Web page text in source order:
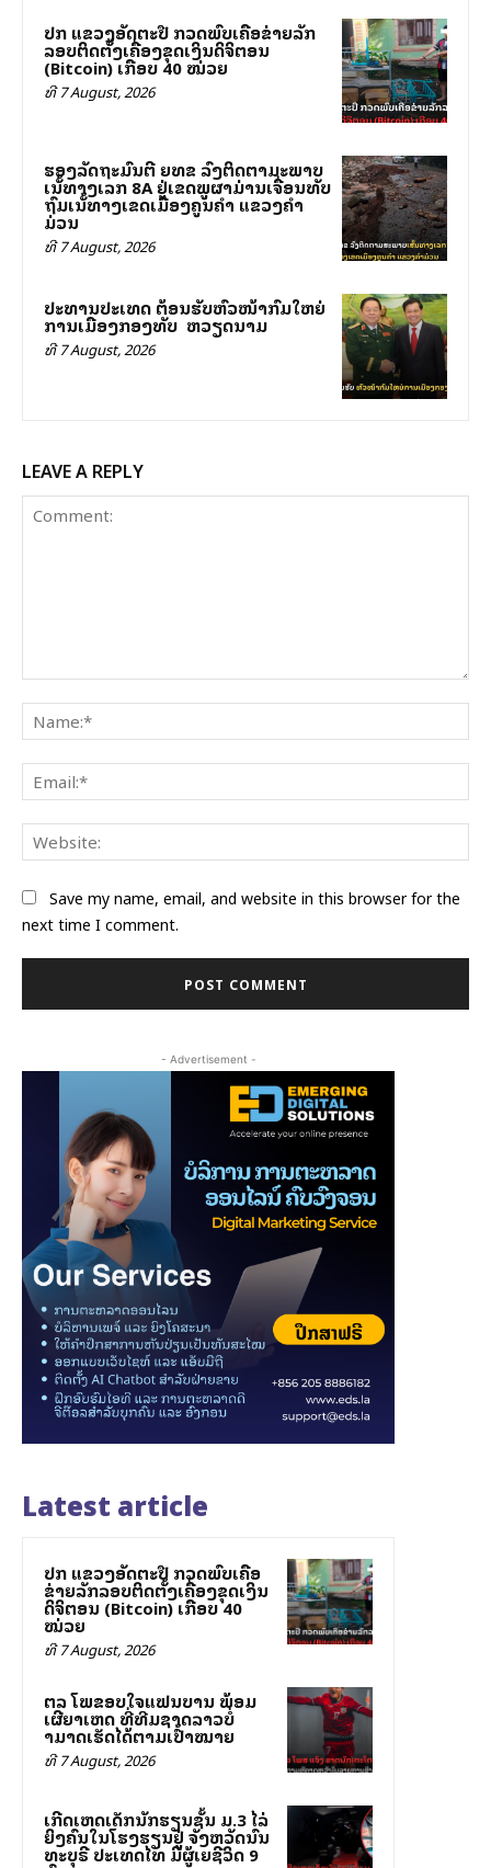
ປກສ ແຂວງອັດຕະປື ກວດພົບເຄືອຂ່າຍລັກ
ລອບຕິດຕັ້ງເຄື່ອງຂຸດເງິນດິຈິຕອນ
(Bitcoin) ເກືອບ 40 ໝ່ວຍ
ທີ 7 August, 2026
ຮອງລັດຖະມົນຕີ ຍທຂ ລົງຕິດຕາມສະພາບ
ເສັ້ນທາງເລກ 8A ຢູ່ເຂດພູຜາມ່ານເຈື່ອນທັບ
ຖົມເສັ້ນທາງເຂດເມືອງຄູນຄໍາ ແຂວງຄໍາ
ມ່ວນ
ທີ 7 August, 2026
ປະທານປະເທດ ຕ້ອນຮັບຫົວໜ້າກົມໃຫຍ່
ການເມືອງກອງທັບ ສສ ຫວຽດນາມ
ທີ 7 August, 2026
LEAVE A REPLY
Save my name, email, and website in this browser for the
next time I comment.
- Advertisement -
Latest article
ປກສ ແຂວງອັດຕະປື ກວດພົບເຄືອ
ຂ່າຍລັກລອບຕິດຕັ້ງເຄື່ອງຂຸດເງິນ
ດິຈິຕອນ (Bitcoin) ເກືອບ 40
ໝ່ວຍ
ທີ 7 August, 2026
ສຕລ ໂພສຂອບໃຈແຟນບານ ພ້ອມ
ເຜີຍສາເຫດ ທີ່ທີມຊາດລາວບໍ່
ສາມາດເຮັດໄດ້ຕາມເປົ້າໝາຍ
ທີ 7 August, 2026
ເກີດເຫດເດັກນັກຮຽນຊັ້ນ ມ.3 ໄລ່
ຍິງຄົນໃນໂຮງຮຽນຢູ່ ຈັງຫວັດນົນ
ທະບຸຣີ ປະເທດໄທ ມີຜູ້ເສຍຊີວິດ 9